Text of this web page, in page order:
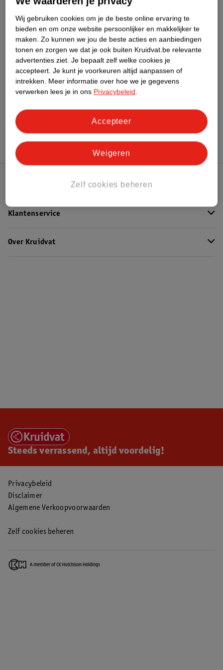
Bestel & Bezorginformatie
Bekijk ook
Alessandro Alle Nagellak
Hoe controleren wij de reviews?
Klantenservice
Over Kruidvat
Steeds verrassend, altijd voordelig!
Privacybeleid
Disclaimer
Algemene Verkoopvoorwaarden
Zelf cookies beheren
Wij gebruiken cookies om je de beste online ervaring te
bieden en om onze website persoonlijker en makkelijker te
maken. Zo kunnen we jou de beste acties en aanbiedingen
tonen en zorgen we dat je ook buiten Kruidvat.be relevante
advertenties ziet. Je bepaalt zelf welke cookies je
accepteert. Je kunt je voorkeuren altijd aanpassen of
intrekken. Meer informatie over hoe we je gegevens
verwerken lees je in ons Privacybeleid.
Zelf cookies beheren
Weigeren
Accepteer